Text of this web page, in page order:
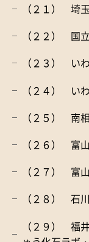
（２１） 埼
（２２） 国
（２３） い
（２４） い
（２５） 南
（２６） 富
（２７） 富
（２８） 石
（２９） 福